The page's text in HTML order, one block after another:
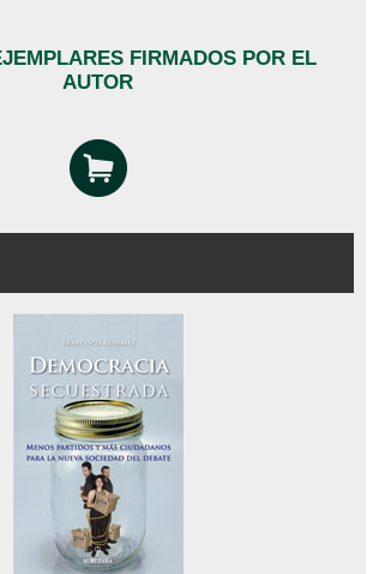
FIRMADOS POR EL
AUTOR